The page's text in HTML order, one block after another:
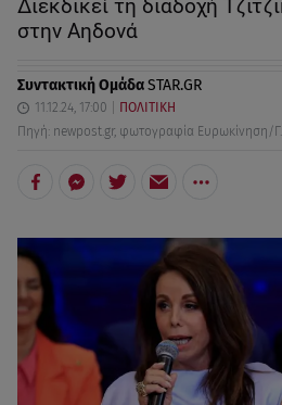
Διεκδικεί τη διαδοχή
στην Αηδονά
Συντακτική ΟμάδαSTAR.GR
11.12.24, 17:00
ΠΟΛΙΤΙΚΗ
Πηγή: newpost.gr, φωτογραφία Ευρωκίνηση/Γ.